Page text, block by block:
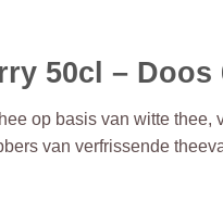
50cl –
op basis van witte
van verfrissende